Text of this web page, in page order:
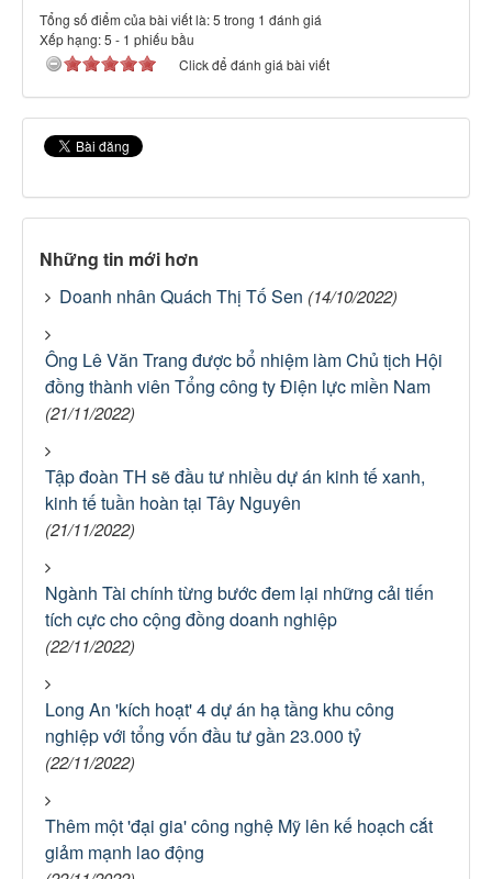
Tổng số điểm của bài viết là: 5 trong 1 đánh giá
Xếp hạng:5 - 1 phiếu bầu
Click để đánh giá bài viết
Những tin mới hơn
Doanh nhân Quách Thị Tố Sen (14/10/2022)
Ông Lê Văn Trang được bổ nhiệm làm Chủ tịch Hội
đồng thành viên Tổng công ty Điện lực miền Nam
(21/11/2022)
Tập đoàn TH sẽ đầu tư nhiều dự án kinh tế xanh,
kinh tế tuần hoàn tại Tây Nguyên
(21/11/2022)
Ngành Tài chính từng bước đem lại những cải tiến
tích cực cho cộng đồng doanh nghiệp
(22/11/2022)
Long An 'kích hoạt' 4 dự án hạ tầng khu công
nghiệp với tổng vốn đầu tư gần 23.000 tỷ
(22/11/2022)
Thêm một 'đại gia' công nghệ Mỹ lên kế hoạch cắt
giảm mạnh lao động